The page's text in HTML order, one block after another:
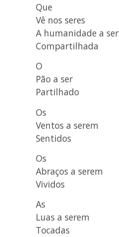
Que
Vê nos seres
A humanidade a ser
Compartilhada
O
Pão a ser
Partilhado
Os
Ventos a serem
Sentidos
Os
Abraços a serem
Vividos
As
Luas a serem
Tocadas